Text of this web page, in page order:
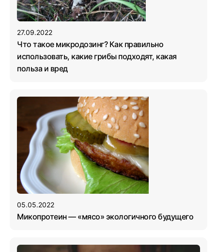
27.09.2022
Что такое микродозинг? Как правильно
использовать, какие грибы подходят, какая
польза и вред
05.05.2022
Микопротеин — «мясо» экологичного будущего